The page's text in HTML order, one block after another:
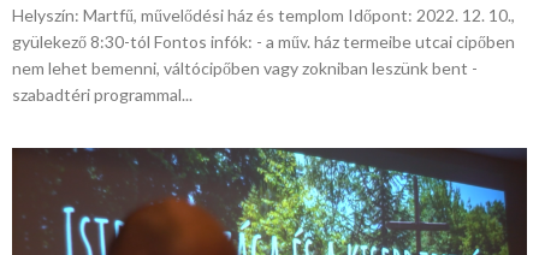
Helyszín: Martfű, művelődési ház és templom Időpont: 2022. 12. 10.,
gyülekező 8:30-tól Fontos infók: - a műv. ház termeibe utcai cipőben
nem lehet bemenni, váltócipőben vagy zokniban leszünk bent -
szabadtéri programmal...